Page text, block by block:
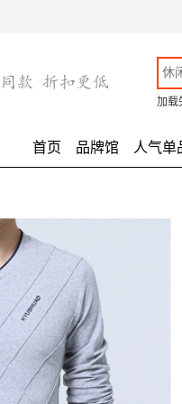
加载
首页 品牌馆 人气单